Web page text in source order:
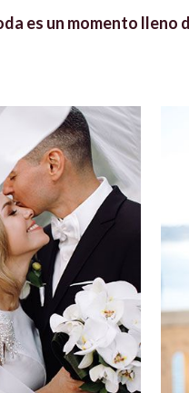
es un momento